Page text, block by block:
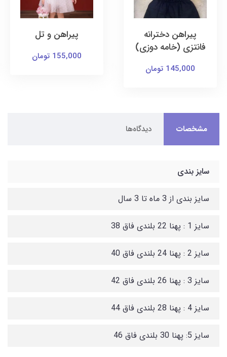
پیراهن دخترانه
فانتزی (خامه دوزی)
145,000 تومان
پیراهن و تل
155,000 تومان
مشخصات دیدگاه‌ها
سایز بندی
سایز بندی از 3 ماه تا 3 سال
سایز 1 : پهنا 22 بلندی فاق 38
سایز 2 : پهنا 24 بلندی فاق 40
سایز 3 : پهنا 26 بلندی فاق 42
سایز 4 : پهنا 28 بلندی فاق 44
سایز 5: پهنا 30 بلندی فاق 46